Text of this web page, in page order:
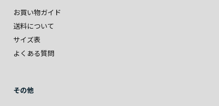
お買い物ガイド
送料について
サイズ表
よくある質問
その他